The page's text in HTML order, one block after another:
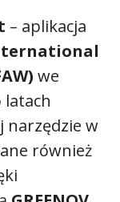
– aplikacja
we
latach
narzędzie w
również